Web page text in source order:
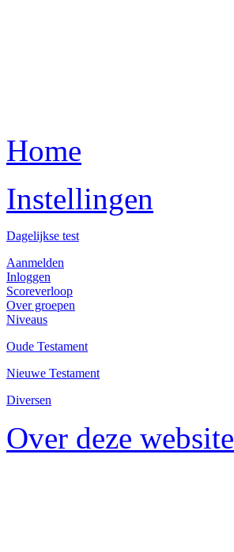
Home
Instellingen
Dagelijkse test
Aanmelden
Inloggen
Scoreverloop
Over groepen
Niveaus
Oude Testament
Nieuwe Testament
Diversen
Over deze website